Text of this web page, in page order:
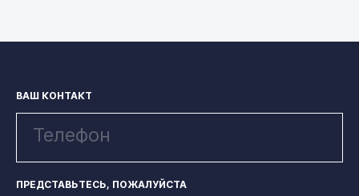
ВАШ КОНТАКТ
ПРЕДСТАВЬТЕСЬ, ПОЖАЛУЙСТА